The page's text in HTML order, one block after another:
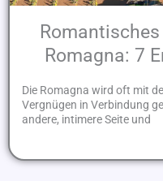
Romagna: 7
Die Romagna wird oft mit
Vergnügen in Verbindung
andere, intimere Seite und